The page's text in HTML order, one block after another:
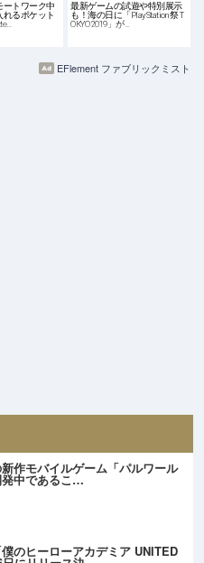
ートワーク中
れるポケット
最新ゲームの試遊や特別展示
も！海の日に「PlayStation 祭 T
OKYO 2019」が…
EFlement ファブリックミスト
新作モバイルゲーム「パルワール
発中であるこ…
のヒーローアカデミア UNITED